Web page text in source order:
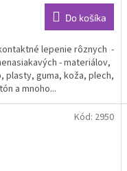
Do košíka
lepenie rôznych -
- materiálov,
plasty, guma, koža, plech,
a mnoho...
Kód: 2950